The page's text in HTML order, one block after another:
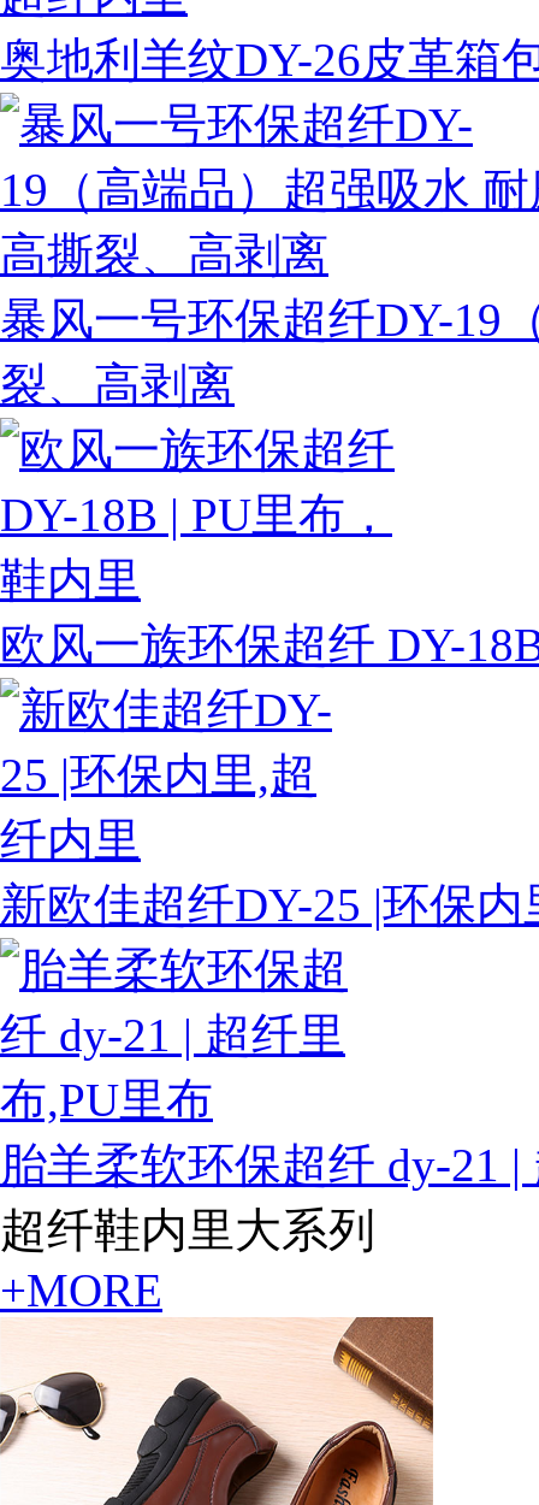
奥地利羊纹DY-26皮革箱
暴风一号环保超纤DY-19
裂、高剥离
欧风一族环保超纤 DY-
新欧佳超纤DY-25 |环保
胎羊柔软环保超纤 dy-21
超纤鞋内里大系列
+MORE